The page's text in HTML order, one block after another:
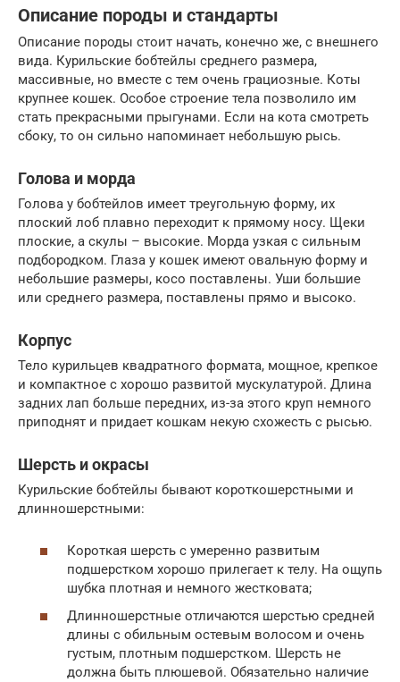
Описание породы и стандарты
Описание породы стоит начать, конечно же, с внешнего
вида. Курильские бобтейлы среднего размера,
массивные, но вместе с тем очень грациозные. Коты
крупнее кошек. Особое строение тела позволило им
стать прекрасными прыгунами. Если на кота смотреть
сбоку, то он сильно напоминает небольшую рысь.
Голова и морда
Голова у бобтейлов имеет треугольную форму, их
плоский лоб плавно переходит к прямому носу. Щеки
плоские, а скулы – высокие. Морда узкая с сильным
подбородком. Глаза у кошек имеют овальную форму и
небольшие размеры, косо поставлены. Уши большие
или среднего размера, поставлены прямо и высоко.
Корпус
Тело курильцев квадратного формата, мощное, крепкое
и компактное с хорошо развитой мускулатурой. Длина
задних лап больше передних, из-за этого круп немного
приподнят и придает кошкам некую схожесть с рысью.
Шерсть и окрасы
Курильские бобтейлы бывают короткошерстными и
длинношерстными:
Короткая шерсть с умеренно развитым
подшерстком хорошо прилегает к телу. На ощупь
шубка плотная и немного жестковата;
Длинношерстные отличаются шерстью средней
длины с обильным остевым волосом и очень
густым, плотным подшерстком. Шерсть не
должна быть плюшевой. Обязательно наличие